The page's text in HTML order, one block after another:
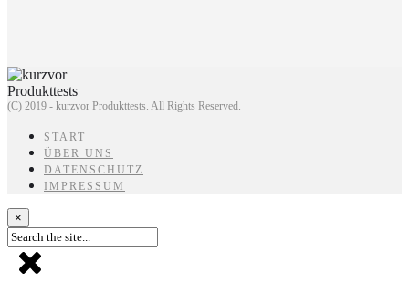
(C) 2019 - kurzvor Produkttests. All Rights Reserved.
START
ÜBER UNS
DATENSCHUTZ
IMPRESSUM
×